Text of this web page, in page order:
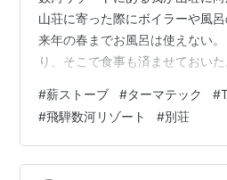
山荘に寄った際にボイラーや風呂
来年の春までお風呂は使えない
り、そこで食事も済ませておい
２℃になっていた。 別荘に到着
た。 早速薪ストーブに火を入れ
ーブ以外に暖房器具は置いてな
となる。 ターマテックのTT22
#薪ストーブ #ターマテック #
#飛騨数河リゾート #別荘